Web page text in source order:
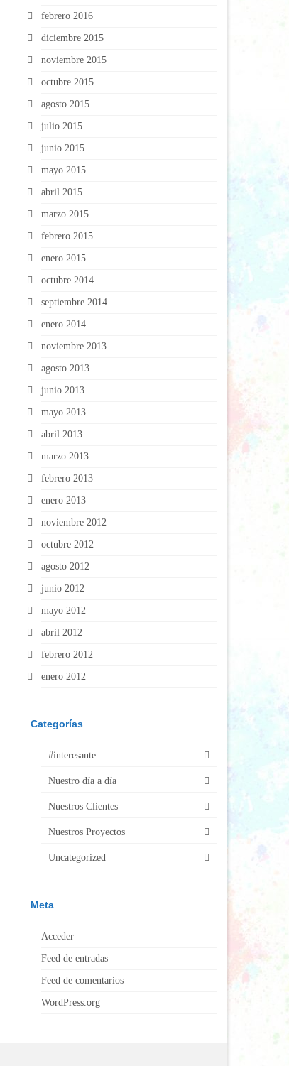
febrero 2016
diciembre 2015
noviembre 2015
octubre 2015
agosto 2015
julio 2015
junio 2015
mayo 2015
abril 2015
marzo 2015
febrero 2015
enero 2015
octubre 2014
septiembre 2014
enero 2014
noviembre 2013
agosto 2013
junio 2013
mayo 2013
abril 2013
marzo 2013
febrero 2013
enero 2013
noviembre 2012
octubre 2012
agosto 2012
junio 2012
mayo 2012
abril 2012
febrero 2012
enero 2012
Categorías
#interesante
Nuestro día a día
Nuestros Clientes
Nuestros Proyectos
Uncategorized
Meta
Acceder
Feed de entradas
Feed de comentarios
WordPress.org